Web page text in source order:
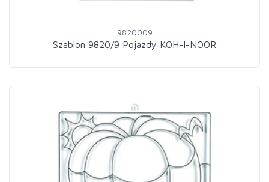
9820009
Szablon 9820/9 Pojazdy KOH-I-NOOR